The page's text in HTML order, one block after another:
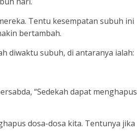
Tentu kesempatan subuh ini
bertambah.
diwaktu subuh, di antaranya ialah:
“Sedekah dapat menghapus
dosa-dosa kita. Tentunya jika